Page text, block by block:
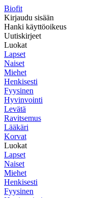
Biofit
Kirjaudu sisään
Hanki käyttöoikeus
Uutiskirjeet
Luokat
Lapset
Naiset
Miehet
Henkisesti
Fyysinen
Hyvinvointi
Levätä
Ravitsemus
Lääkäri
Korvat
Luokat
Lapset
Naiset
Miehet
Henkisesti
Fyysinen